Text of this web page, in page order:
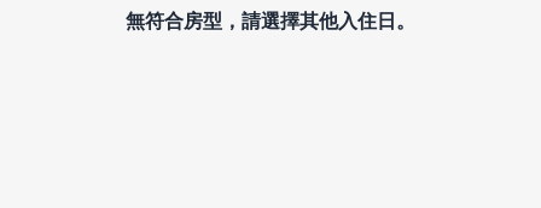
無符合房型，請選擇其他入住日。